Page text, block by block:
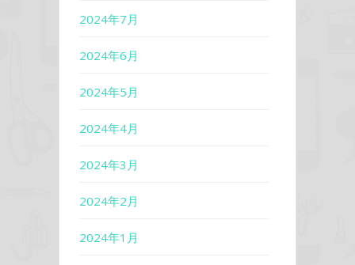
2024年7月
2024年6月
2024年5月
2024年4月
2024年3月
2024年2月
2024年1月